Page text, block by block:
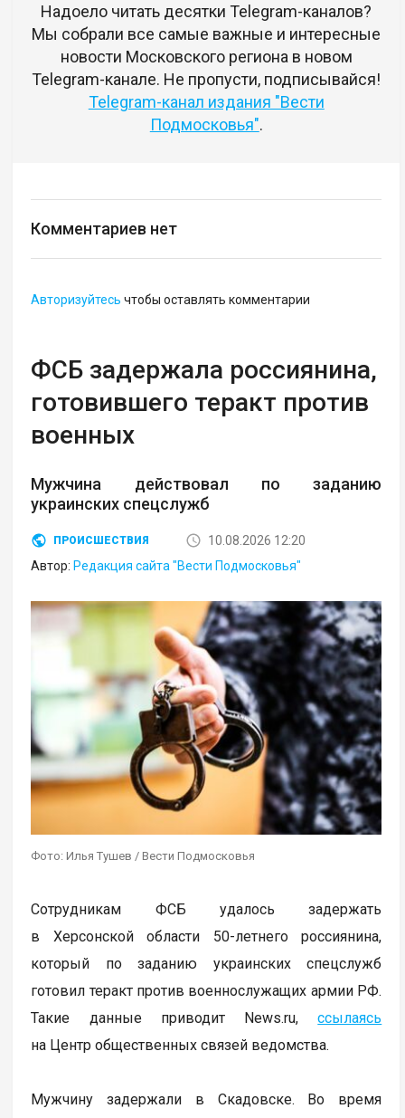
Надоело читать десятки Telegram-каналов?
Мы собрали все самые важные и интересные
новости Московского региона в новом
Telegram-канале. Не пропусти, подписывайся!
Telegram-канал издания "Вести
Подмосковья".
Комментариев нет
Авторизуйтесь чтобы оставлять комментарии
ФСБ задержала россиянина,
готовившего теракт против
военных
Мужчина действовал по заданию
украинских спецслужб
ПРОИСШЕСТВИЯ
10.08.2026 12:20
Автор: Редакция сайта "Вести Подмосковья"
Фото: Илья Тушев / Вести Подмосковья
Сотрудникам ФСБ удалось задержать
в Херсонской области 50-летнего россиянина,
который по заданию украинских спецслужб
готовил теракт против военнослужащих армии РФ.
Такие данные приводит News.ru,ссылаясь
на Центр общественных связей ведомства.
Мужчину задержали в Скадовске. Во время